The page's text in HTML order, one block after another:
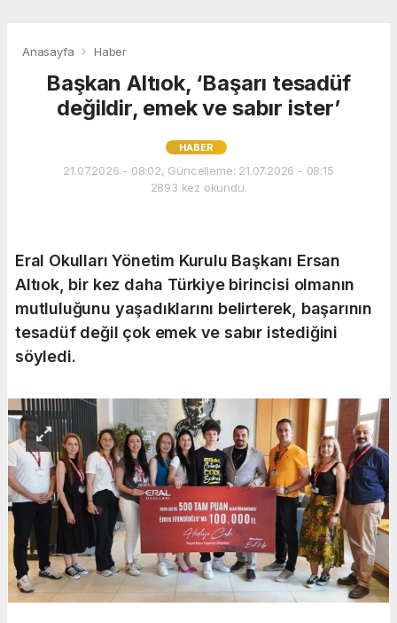
Anasayfa Haber
Başkan Altıok, ‘Başarı tesadüf
değildir, emek ve sabır ister’
HABER
21.07.2026 - 08:02, Güncelleme: 21.07.2026 - 08:15
2893 kez okundu.
Eral Okulları Yönetim Kurulu Başkanı Ersan
Altıok, bir kez daha Türkiye birincisi olmanın
mutluluğunu yaşadıklarını belirterek, başarının
tesadüf değil çok emek ve sabır istediğini
söyledi.